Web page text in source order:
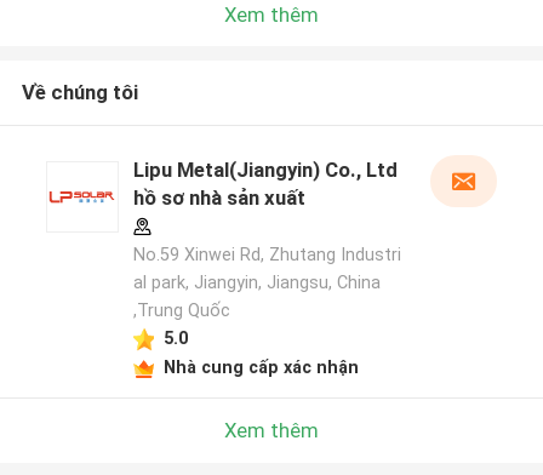
Xem thêm
Về chúng tôi
Lipu Metal(Jiangyin) Co., Ltd
hồ sơ nhà sản xuất
No.59 Xinwei Rd, Zhutang Industri
al park, Jiangyin, Jiangsu, China
,Trung Quốc
5.0
Nhà cung cấp xác nhận
Xem thêm